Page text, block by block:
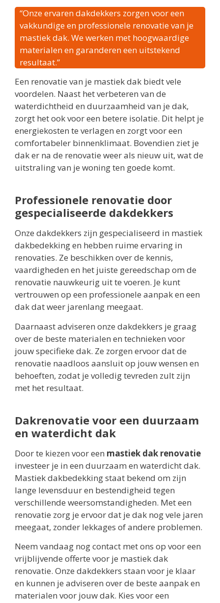
“Onze ervaren dakdekkers zorgen voor een
vakkundige en professionele renovatie van je
mastiek dak. We werken met hoogwaardige
materialen en garanderen een uitstekend
resultaat.”
Een renovatie van je mastiek dak biedt vele
voordelen. Naast het verbeteren van de
waterdichtheid en duurzaamheid van je dak,
zorgt het ook voor een betere isolatie. Dit helpt je
energiekosten te verlagen en zorgt voor een
comfortabeler binnenklimaat. Bovendien ziet je
dak er na de renovatie weer als nieuw uit, wat de
uitstraling van je woning ten goede komt.
Professionele renovatie door
gespecialiseerde dakdekkers
Onze dakdekkers zijn gespecialiseerd in mastiek
dakbedekking en hebben ruime ervaring in
renovaties. Ze beschikken over de kennis,
vaardigheden en het juiste gereedschap om de
renovatie nauwkeurig uit te voeren. Je kunt
vertrouwen op een professionele aanpak en een
dak dat weer jarenlang meegaat.
Daarnaast adviseren onze dakdekkers je graag
over de beste materialen en technieken voor
jouw specifieke dak. Ze zorgen ervoor dat de
renovatie naadloos aansluit op jouw wensen en
behoeften, zodat je volledig tevreden zult zijn
met het resultaat.
Dakrenovatie voor een duurzaam
en waterdicht dak
Door te kiezen voor een mastiek dak renovatie
investeer je in een duurzaam en waterdicht dak.
Mastiek dakbedekking staat bekend om zijn
lange levensduur en bestendigheid tegen
verschillende weersomstandigheden. Met een
renovatie zorg je ervoor dat je dak nog vele jaren
meegaat, zonder lekkages of andere problemen.
Neem vandaag nog contact met ons op voor een
vrijblijvende offerte voor je mastiek dak
renovatie. Onze dakdekkers staan voor je klaar
en kunnen je adviseren over de beste aanpak en
materialen voor jouw dak. Kies voor een